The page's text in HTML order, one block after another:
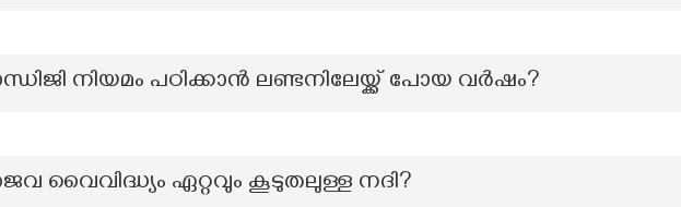
നിയമം പഠിക്കാൻ ലണ്ടനിലേയ്ക്ക് പോയ വർഷം?
വൈവിദ്ധ്യം ഏറ്റവും കൂടുതലുള്ള നദി?